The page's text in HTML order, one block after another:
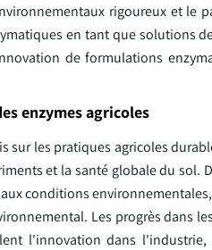
rigoureux et le
en tant que solutions
de formulations
enzymes agricoles
sur les pratiques agricoles
et la santé globale du sol.
conditions
Les progrès dans
l'innovation dans